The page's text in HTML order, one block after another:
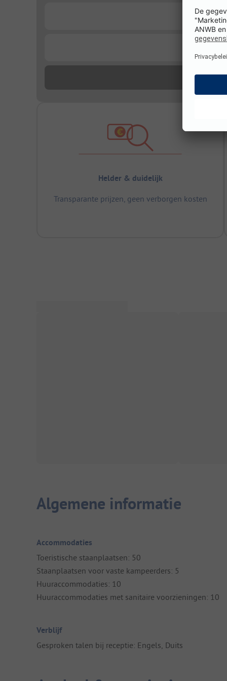
Helder & duidelijk
Transparante prijzen, geen verborgen kosten
Algemene informatie
Accommodaties
Toeristische staanplaatsen: 50
Staanplaatsen voor vaste kampeerders: 5
Huuraccommodaties: 10
Huuraccommodaties met sanitaire voorzieningen: 10
Verblijf
Gesproken talen bij receptie: Engels, Duits